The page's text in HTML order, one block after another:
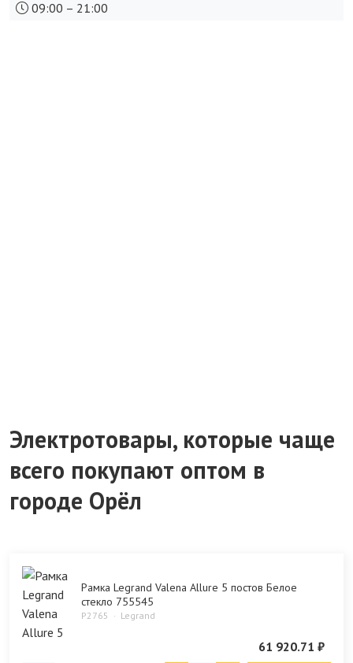
09:00 – 21:00
Электротовары, которые чаще
всего покупают оптом в
городе Орёл
Рамка Legrand Valena Allure 5 постов Белое
стекло 755545
P2765 Legrand
61 920.71 ₽